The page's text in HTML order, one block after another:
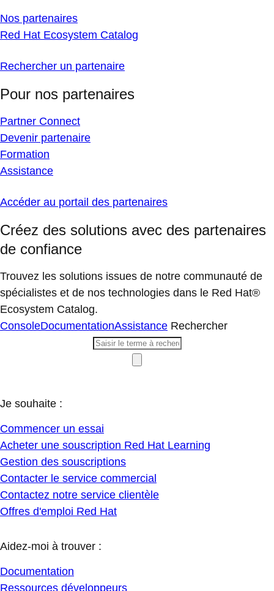
Nos partenaires
Red Hat Ecosystem Catalog
Rechercher un partenaire
Pour nos partenaires
Partner Connect
Devenir partenaire
Formation
Assistance
Accéder au portail des partenaires
Créez des solutions avec des partenaires
de confiance
Trouvez les solutions issues de notre communauté de
spécialistes et de nos technologies dans le Red Hat®
Ecosystem Catalog.
ConsoleDocumentationAssistance Rechercher
Je souhaite :
Commencer un essai
Acheter une souscription Red Hat Learning
Gestion des souscriptions
Contacter le service commercial
Contactez notre service clientèle
Offres d'emploi Red Hat
Aidez-moi à trouver :
Documentation
Ressources développeurs